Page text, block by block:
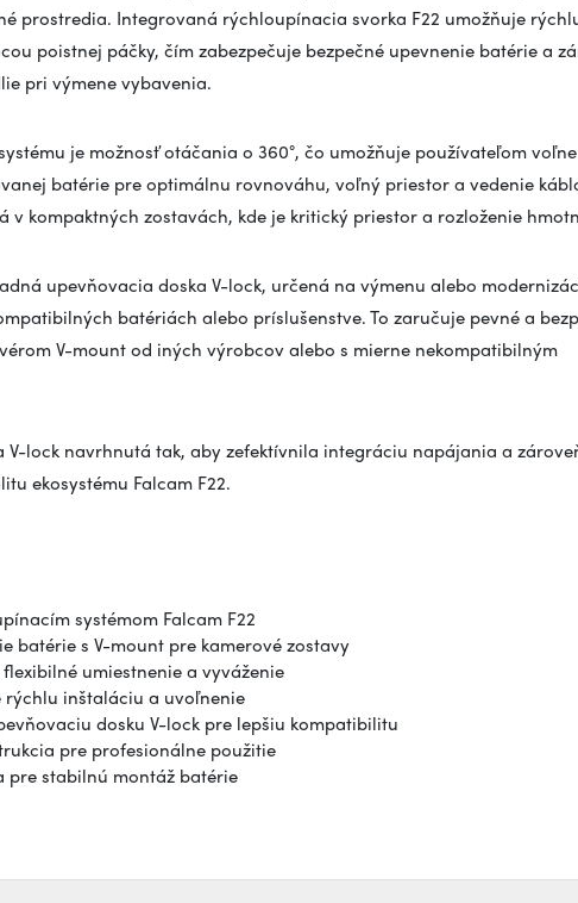
prostredia. Integrovaná rýchloupínacia svorka F22 umožňuje
poistnej páčky, čím zabezpečuje bezpečné upevnenie batérie a
pri výmene vybavenia.
je možnosť otáčania o 360°, čo umožňuje používateľom voľne
batérie pre optimálnu rovnováhu, voľný priestor a vedenie
v kompaktných zostavách, kde je kritický priestor a rozloženie
upevňovacia doska V-lock, určená na výmenu alebo
batériách alebo príslušenstve. To zaručuje pevné a
V-mount od iných výrobcov alebo s mierne nekompatibilným
V-lock navrhnutá tak, aby zefektívnila integráciu napájania a
ekosystému Falcam F22.
systémom Falcam F22
batérie s V-mount pre kamerové zostavy
umiestnenie a vyváženie
rýchlu inštaláciu a uvoľnenie
dosku V-lock pre lepšiu kompatibilitu
pre profesionálne použitie
pre stabilnú montáž batérie